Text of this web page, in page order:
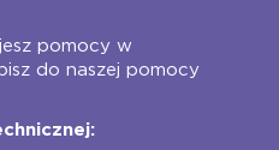
pomocy w
do naszej pomocy